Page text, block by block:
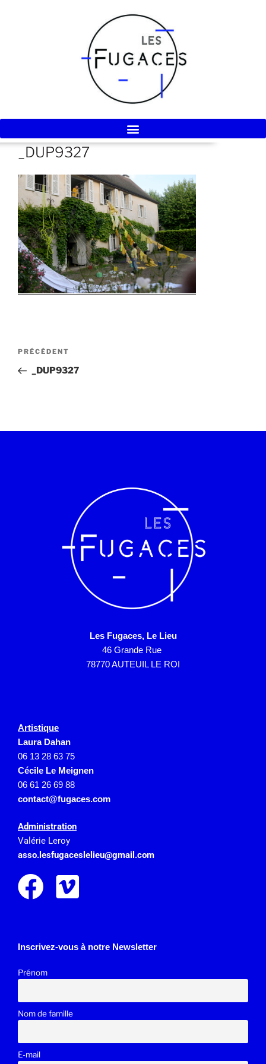
_DUP9327
PRÉCÉDENT
_DUP9327
Les Fugaces, Le Lieu
46 Grande Rue
78770 AUTEUIL LE ROI
Artistique
Laura Dahan
06 13 28 63 75
Cécile Le Meignen
06 61 26 69 88
contact@fugaces.com
Administration
Valérie Leroy
asso.lesfugaceslelieu@gmail.com
Inscrivez-vous à notre Newsletter
Prénom
Nom de famille
E-mail